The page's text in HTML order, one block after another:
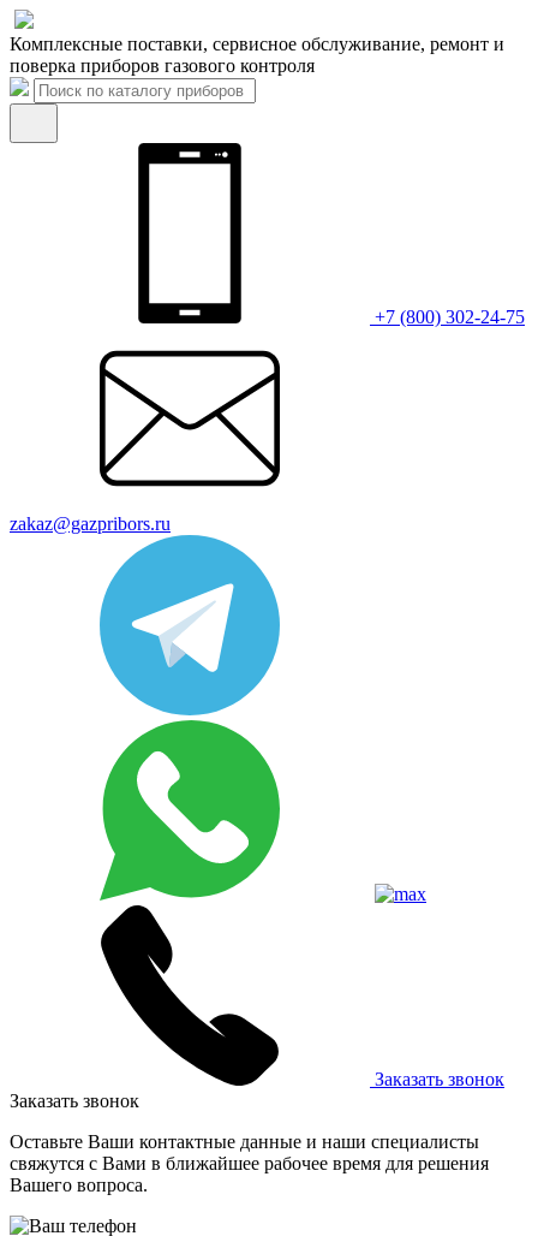
Комплексные поставки, сервисное обслуживание, ремонт и
поверка приборов газового контроля
+7 (800) 302-24-75
zakaz@gazpribors.ru
Заказать звонок
Заказать звонок
Оставьте Ваши контактные данные и наши специалисты
свяжутся с Вами в ближайшее рабочее время для решения
Вашего вопроса.